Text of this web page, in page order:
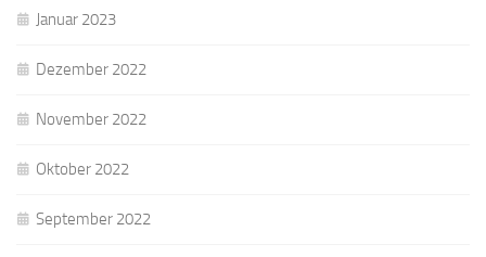
Januar 2023
Dezember 2022
November 2022
Oktober 2022
September 2022